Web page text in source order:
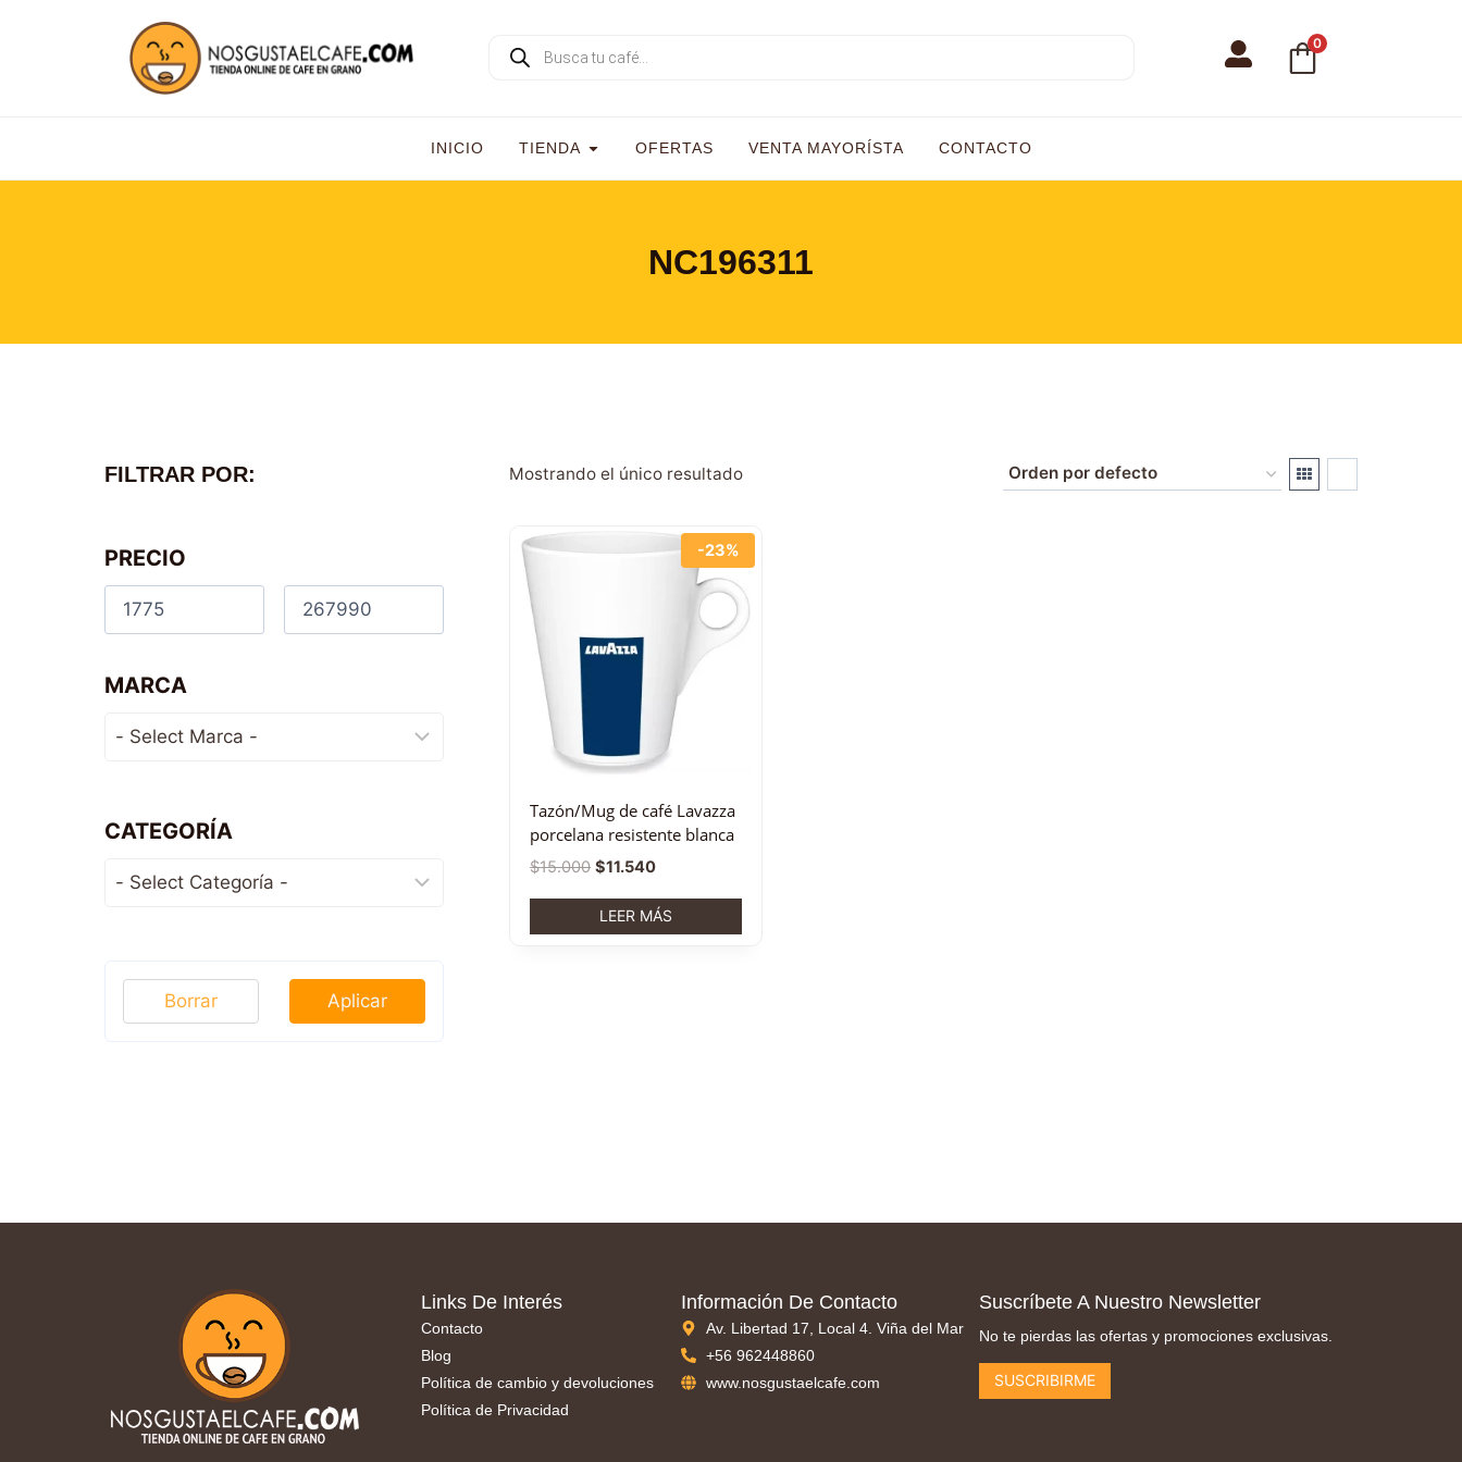
0
INICIO TIENDA OFERTAS VENTA MAYORÍSTA CONTACTO
NC196311
Mostrando el único resultado
-23%
Tazón/Mug de café Lavazza
porcelana resistente blanca
$15.000 $11.540
LEER MÁS
FILTRAR POR:
PRECIO
MARCA
CATEGORÍA
Aplicar
Borrar
Links De Interés
Contacto
Blog
Política de cambio y devoluciones
Política de Privacidad
Información De Contacto
Av. Libertad 17, Local 4. Viña del Mar
+56 962448860
www.nosgustaelcafe.com
Suscríbete A Nuestro Newsletter
No te pierdas las ofertas y promociones exclusivas.
SUSCRIBIRME